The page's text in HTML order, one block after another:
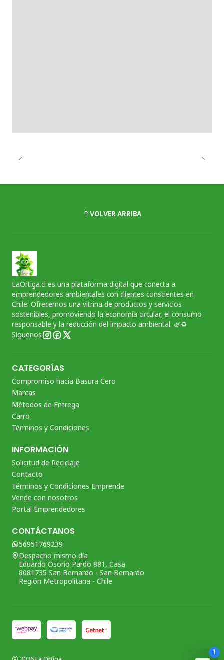
VOLVER ARRIBA
LaOrtiga.cl es una plataforma digital que conecta a
emprendedores ambientales con clientes conscientes en
Chile. Ofrecemos una vitrina de productos y servicios
sostenibles, promoviendo la economía circular, el consumo
responsable y la reducción del impacto ambiental. 🌿♻️
Síguenos
CATEGORÍAS
Compromiso hacia Basura Cero
Marcas
Métodos de Entrega
Carro
Términos y Condiciones
INFORMACIÓN
Solicitud de Reciclaje
Contacto
Términos y Condiciones Emprende
Vende con nosotros
Portal Emprendedores
CONTÁCTANOS
56951769239
Despacho mismo día
Eduardo Osorio Pardo 881, Casa
8081735 San Bernardo - San Bernardo
Región Metropolitana - Chile